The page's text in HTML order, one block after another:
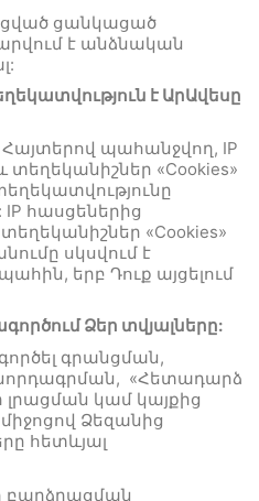
ցանկացած
է անձնական
է ԱրԱվեսը
պահանջվող, IP
«Cookies»
հասցեներից
«Cookies»
սկսվում է
երբ Դուք այցելում
Ձեր տվյալները:
գրանցման,
«Հետադարձ
կամ կայքից
միջոցով Ձեզանից
հետևյալ